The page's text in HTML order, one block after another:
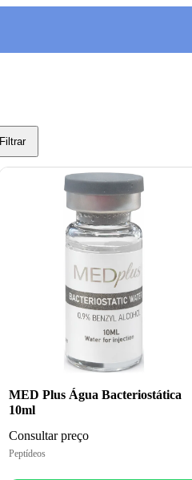
Filtrar
MED Plus Água Bacteriostática
10ml
Consultar preço
Peptídeos